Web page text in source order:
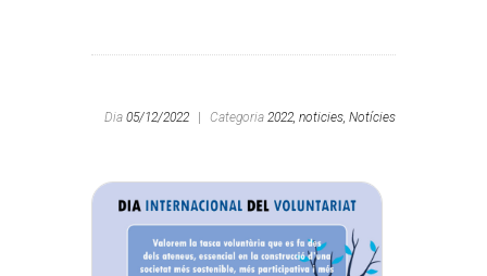
Dia 05/12/2022 Categoria 2022, noticies, Notícies